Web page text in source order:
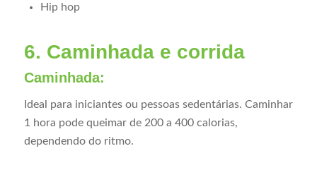
Hip hop
6. Caminhada e corrida
Caminhada:
Ideal para iniciantes ou pessoas sedentárias. Caminhar
1 hora pode queimar de 200 a 400 calorias,
dependendo do ritmo.